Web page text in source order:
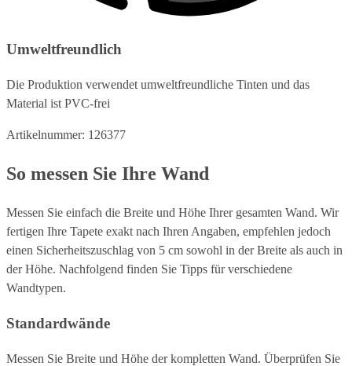
Umweltfreundlich
Die Produktion verwendet umweltfreundliche Tinten und das
Material ist PVC-frei
Artikelnummer: 126377
So messen Sie Ihre Wand
Messen Sie einfach die Breite und Höhe Ihrer gesamten Wand. Wir
fertigen Ihre Tapete exakt nach Ihren Angaben, empfehlen jedoch
einen Sicherheitszuschlag von 5 cm sowohl in der Breite als auch in
der Höhe. Nachfolgend finden Sie Tipps für verschiedene
Wandtypen.
Standardwände
Messen Sie Breite und Höhe der kompletten Wand. Überprüfen Sie